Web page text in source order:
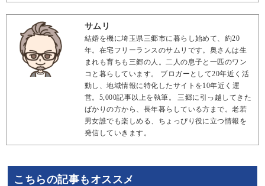
サムリ
結婚を機に埼玉県三郷市に暮らし始めて、約20
年。在宅フリーランスのサムリです。奥さんは生
まれも育ちも三郷の人。二人の息子と一匹のワン
コと暮らしています。 ブロガーとして20年近く活
動し、地域情報に特化したサイトを10年近く運
営。5,000記事以上を執筆。 三郷に引っ越してきた
ばかりの方から、長年暮らしている方まで。老若
男女誰でも楽しめる、ちょっぴり役に立つ情報を
発信していきます。
こちらの記事もオススメ